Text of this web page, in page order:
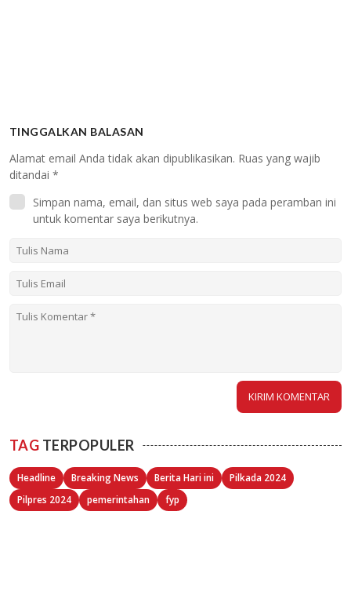
TINGGALKAN BALASAN
Alamat email Anda tidak akan dipublikasikan. Ruas yang wajib
ditandai *
Simpan nama, email, dan situs web saya pada peramban ini
untuk komentar saya berikutnya.
TAG TERPOPULER
Headline Breaking News Berita Hari ini
Pilkada 2024
Pilpres 2024
pemerintahan fyp